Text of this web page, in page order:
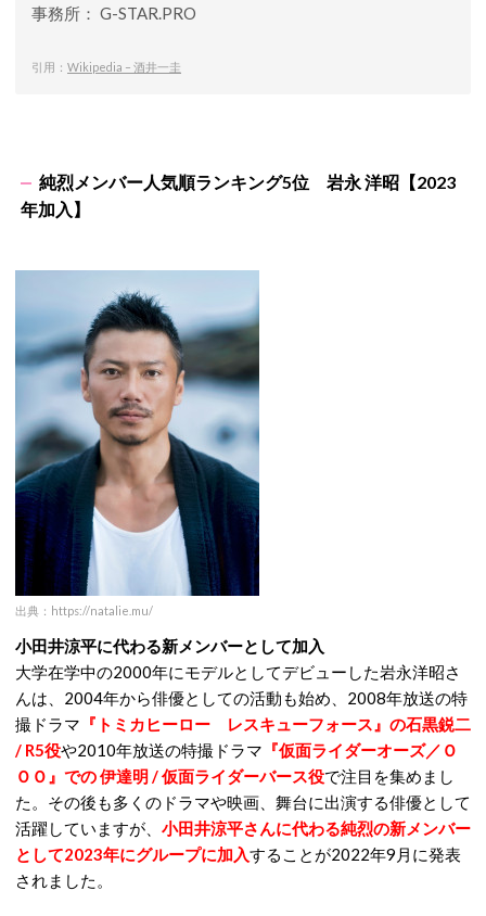
事務所： G-STAR.PRO
引用： Wikipedia – 酒井一圭
純烈メンバー人気順ランキング5位 岩永 洋昭【2023
年加入】
出典：https://natalie.mu/
小田井涼平に代わる新メンバーとして加入
大学在学中の2000年にモデルとしてデビューした岩永洋昭さ
んは、2004年から俳優としての活動も始め、2008年放送の特
撮ドラマ 『トミカヒーロー レスキューフォース』の石黒鋭二
/ R5役や2010年放送の特撮ドラマ 『仮面ライダーオーズ／Ｏ
ＯＯ』での 伊達明 / 仮面ライダーバース役で注目を集めまし
た。その後も多くのドラマや映画、舞台に出演する俳優として
活躍していますが、 小田井涼平さんに代わる純烈の新メンバー
として2023年にグループに加入することが2022年9月に発表
されました。